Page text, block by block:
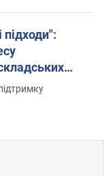
підходи":